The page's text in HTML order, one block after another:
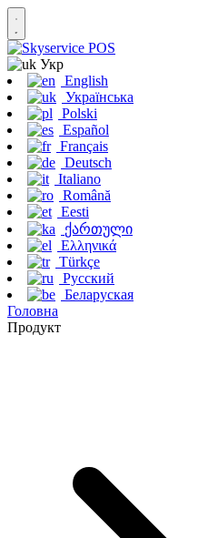
Укр
English
Українська
Polski
Español
Français
Deutsch
Italiano
Română
Eesti
ქართული
Ελληνικά
Türkçe
Русский
Беларуская
Головна
Продукт